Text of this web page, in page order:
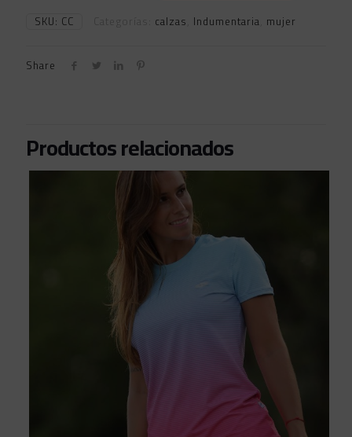
SKU: CC Categorías: calzas Indumentaria mujer
Share
Productos relacionados